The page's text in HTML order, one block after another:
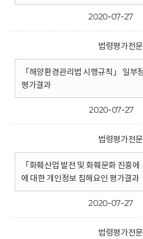
2020-07-27
법령평가전
「해양환경관리법 시행규칙」 일부
평가결과
2020-07-27
법령평가전
「화훼산업 발전 및 화훼문화 진흥
에 대한 개인정보 침해요인 평가결과
2020-07-27
법령평가전